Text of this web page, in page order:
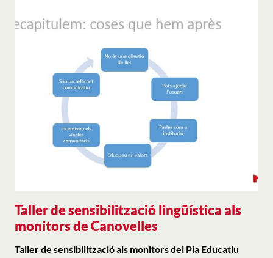
Taller de sensibilització lingüística als
monitors de Canovelles
Taller de sensibilització als monitors del Pla Educatiu